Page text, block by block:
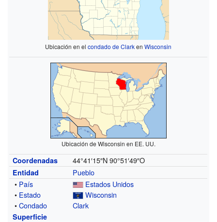
Ubicación en elcondado de ClarkenWisconsin
Ubicación de Wisconsin en EE. UU.
Coordenadas 44°41′15″N 90°51′49″O
Entidad
Pueblo
• País
Estados Unidos
• Estado
Wisconsin
•Condado Clark
Superficie